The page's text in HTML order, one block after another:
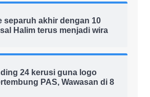
separuh akhir dengan 10
Halim terus menjadi wira
24 kerusi guna logo
PAS, Wawasan di 8